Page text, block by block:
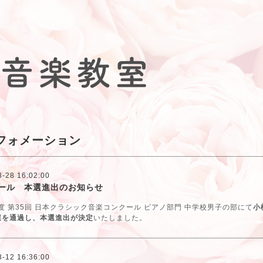
ォメーション
28 16:02:00
ル 本選進出のお知らせ
第35回 日本クラシック音楽コンクール ピアノ部門 中学校男子の部にて小
通過し、本選進出が決定いたしました。
12 16:36:00